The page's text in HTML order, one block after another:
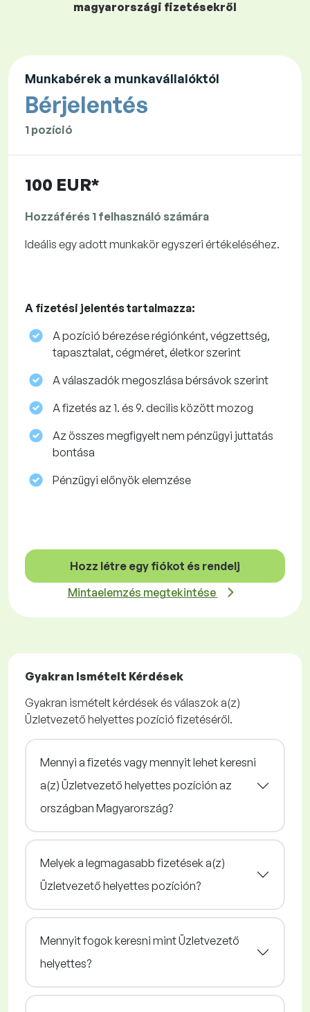
magyarországi fizetésekről
Munkabérek a munkavállalóktól
Bérjelentés
1 pozíció
100 EUR*
Hozzáférés 1 felhasználó számára
Ideális egy adott munkakör egyszeri értékeléséhez.
A fizetési jelentés tartalmazza:
A pozíció bérezése régiónként, végzettség,
tapasztalat, cégméret, életkor szerint
A válaszadók megoszlása ​​bérsávok szerint
A fizetés az 1. és 9. decilis között mozog
Az összes megfigyelt nem pénzügyi juttatás
bontása
Pénzügyi előnyök elemzése
Hozz létre egy fiókot és rendelj
Mintaelemzés megtekintése
Gyakran Ismételt Kérdések
Gyakran ismételt kérdések és válaszok a(z)
Üzletvezető helyettes pozíció fizetéséről.
Mennyi a fizetés vagy mennyit lehet keresni
a(z) Üzletvezető helyettes pozíción az
országban Magyarország?
Melyek a legmagasabb fizetések a(z)
Üzletvezető helyettes pozíción?
Mennyit fogok keresni mint Üzletvezető
helyettes?